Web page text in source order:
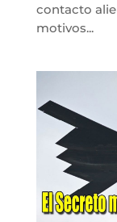
contacto
motivos...